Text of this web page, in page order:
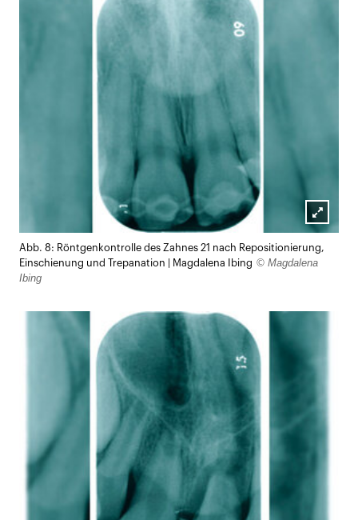
öffnen
Abb. 8: Röntgenkontrolle des Zahnes 21 nach Repositionierung,
Einschienung und Trepanation | Magdalena Ibing © Magdalena
Ibing